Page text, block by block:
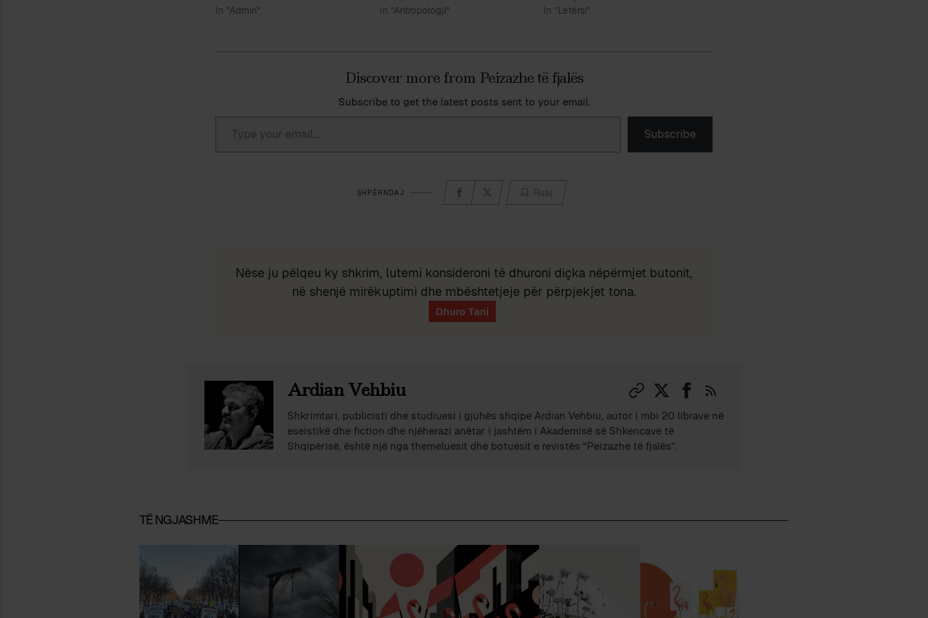
In "Admin"
In "Antropologji"
In "Letërsi"
Discover more from Peizazhe të fjalës
Subscribe to get the latest posts sent to your email.
Type your email…
Subscribe
SHPËRNDAJ Ruaj
Nëse ju pëlqeu ky shkrim, lutemi konsideroni të dhuroni diçka nëpërmjet butonit,
në shenjë mirëkuptimi dhe mbështetjeje për përpjekjet tona.
Ardian Vehbiu
Shkrimtari, publicisti dhe studiuesi i gjuhës shqipe Ardian Vehbiu, autor i mbi 20 librave në
eseistikë dhe fiction dhe njëherazi anëtar i jashtëm i Akademisë së Shkencave të
Shqipërisë, është një nga themeluesit dhe botuesit e revistës “Peizazhe të fjalës”.
TË NGJASHME